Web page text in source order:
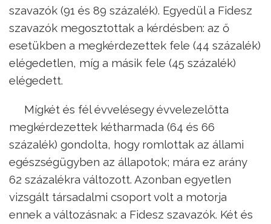
szavazók (91 és 89 százalék). Egyedül a Fidesz
szavazók megosztottak a kérdésben: az ő
esetükben a megkérdezettek fele (44 százalék)
elégedetlen, míg a másik fele (45 százalék)
elégedett.
Mígkét és fél évvelésegy évvelezelőtta
megkérdezettek kétharmada (64 és 66
százalék) gondolta, hogy romlottak az állami
egészségügyben az állapotok; mára ez arány
62 százalékra változott. Azonban egyetlen
vizsgált társadalmi csoport volt a motorja
ennek a változásnak: a Fidesz szavazók. Két és